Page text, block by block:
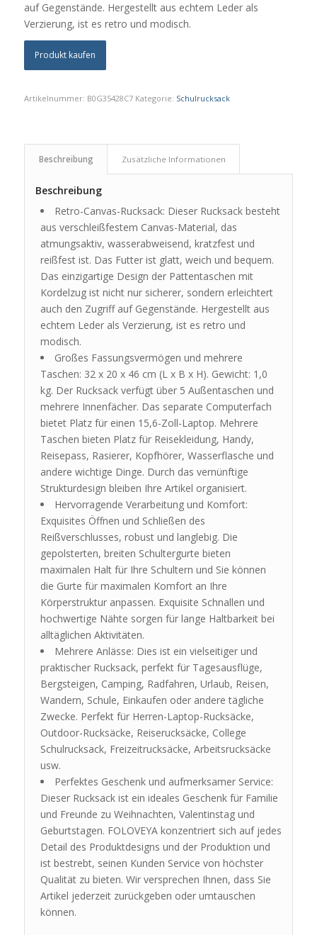
auf Gegenstände. Hergestellt aus echtem Leder als
Verzierung, ist es retro und modisch.
Produkt kaufen
Artikelnummer: B0G35428C7 Kategorie: Schulrucksack
Beschreibung Zusätzliche Informationen
Beschreibung
Retro-Canvas-Rucksack: Dieser Rucksack besteht
aus verschleißfestem Canvas-Material, das
atmungsaktiv, wasserabweisend, kratzfest und
reißfest ist. Das Futter ist glatt, weich und bequem.
Das einzigartige Design der Pattentaschen mit
Kordelzug ist nicht nur sicherer, sondern erleichtert
auch den Zugriff auf Gegenstände. Hergestellt aus
echtem Leder als Verzierung, ist es retro und
modisch.
Großes Fassungsvermögen und mehrere
Taschen: 32 x 20 x 46 cm (L x B x H). Gewicht: 1,0
kg. Der Rucksack verfügt über 5 Außentaschen und
mehrere Innenfächer. Das separate Computerfach
bietet Platz für einen 15,6-Zoll-Laptop. Mehrere
Taschen bieten Platz für Reisekleidung, Handy,
Reisepass, Rasierer, Kopfhörer, Wasserflasche und
andere wichtige Dinge. Durch das vernünftige
Strukturdesign bleiben Ihre Artikel organisiert.
Hervorragende Verarbeitung und Komfort:
Exquisites Öffnen und Schließen des
Reißverschlusses, robust und langlebig. Die
gepolsterten, breiten Schultergurte bieten
maximalen Halt für Ihre Schultern und Sie können
die Gurte für maximalen Komfort an Ihre
Körperstruktur anpassen. Exquisite Schnallen und
hochwertige Nähte sorgen für lange Haltbarkeit bei
alltäglichen Aktivitäten.
Mehrere Anlässe: Dies ist ein vielseitiger und
praktischer Rucksack, perfekt für Tagesausflüge,
Bergsteigen, Camping, Radfahren, Urlaub, Reisen,
Wandern, Schule, Einkaufen oder andere tägliche
Zwecke. Perfekt für Herren-Laptop-Rucksäcke,
Outdoor-Rucksäcke, Reiserucksäcke, College
Schulrucksack, Freizeitrucksäcke, Arbeitsrucksäcke
usw.
Perfektes Geschenk und aufmerksamer Service:
Dieser Rucksack ist ein ideales Geschenk für Familie
und Freunde zu Weihnachten, Valentinstag und
Geburtstagen. FOLOVEYA konzentriert sich auf jedes
Detail des Produktdesigns und der Produktion und
ist bestrebt, seinen Kunden Service von höchster
Qualität zu bieten. Wir versprechen Ihnen, dass Sie
Artikel jederzeit zurückgeben oder umtauschen
können.